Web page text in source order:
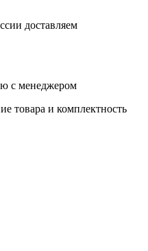
доставляем
с менеджером
товара и комплектность